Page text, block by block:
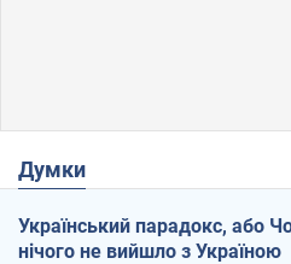
Думки
Український парадокс, або
нічого не вийшло з Україною